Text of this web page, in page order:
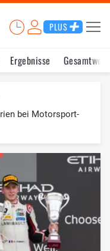
PLUS
Ergebnisse
bei Motorsport-